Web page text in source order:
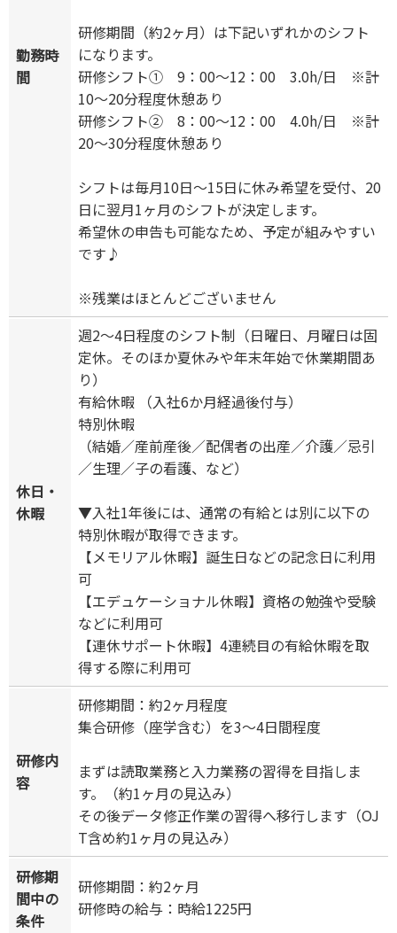
勤務時
間
研修期間（約2ヶ月）は下記いずれかのシフト
になります。
研修シフト① 9：00～12：00 3.0h/日 ※計
10～20分程度休憩あり
研修シフト② 8：00～12：00 4.0h/日 ※計
20～30分程度休憩あり
シフトは毎月10日～15日に休み希望を受付、20
日に翌月1ヶ月のシフトが決定します。
希望休の申告も可能なため、予定が組みやすい
です♪
※残業はほとんどございません
休日・
休暇
週2～4日程度のシフト制（日曜日、月曜日は固
定休。そのほか夏休みや年末年始で休業期間あ
り）
有給休暇 （入社6か月経過後付与）
特別休暇
（結婚／産前産後／配偶者の出産／介護／忌引
／生理／子の看護、など）
▼入社1年後には、通常の有給とは別に以下の
特別休暇が取得できます。
【メモリアル休暇】誕生日などの記念日に利用
可
【エデュケーショナル休暇】資格の勉強や受験
などに利用可
【連休サポート休暇】4連続目の有給休暇を取
得する際に利用可
研修内
容
研修期間：約2ヶ月程度
集合研修（座学含む）を3～4日間程度
まずは読取業務と入力業務の習得を目指しま
す。（約1ヶ月の見込み）
その後データ修正作業の習得へ移行します（OJ
T含め約1ヶ月の見込み）
研修期
間中の
条件
研修期間：約2ヶ月
研修時の給与：時給1225円